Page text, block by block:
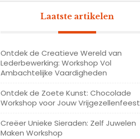
Laatste artikelen
Ontdek de Creatieve Wereld van
Lederbewerking: Workshop Vol
Ambachtelijke Vaardigheden
Ontdek de Zoete Kunst: Chocolade
Workshop voor Jouw Vrijgezellenfeest
Creëer Unieke Sieraden: Zelf Juwelen
Maken Workshop